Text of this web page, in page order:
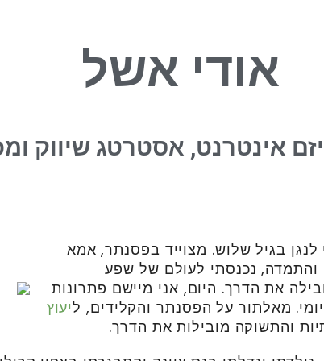
אודי אשל
אינטרנט, אסטרטג שיווק
בגיל שלוש. מצוייד בפסנתר, אמא
והתמדה, נכנסתי לעולם של שפע
את הדרך. היום, אני מיישם פתרונות
יומי. מאלתור על הפסנתר והקלידים, ליעוץ
והתשוקה מובילות את הדרך.